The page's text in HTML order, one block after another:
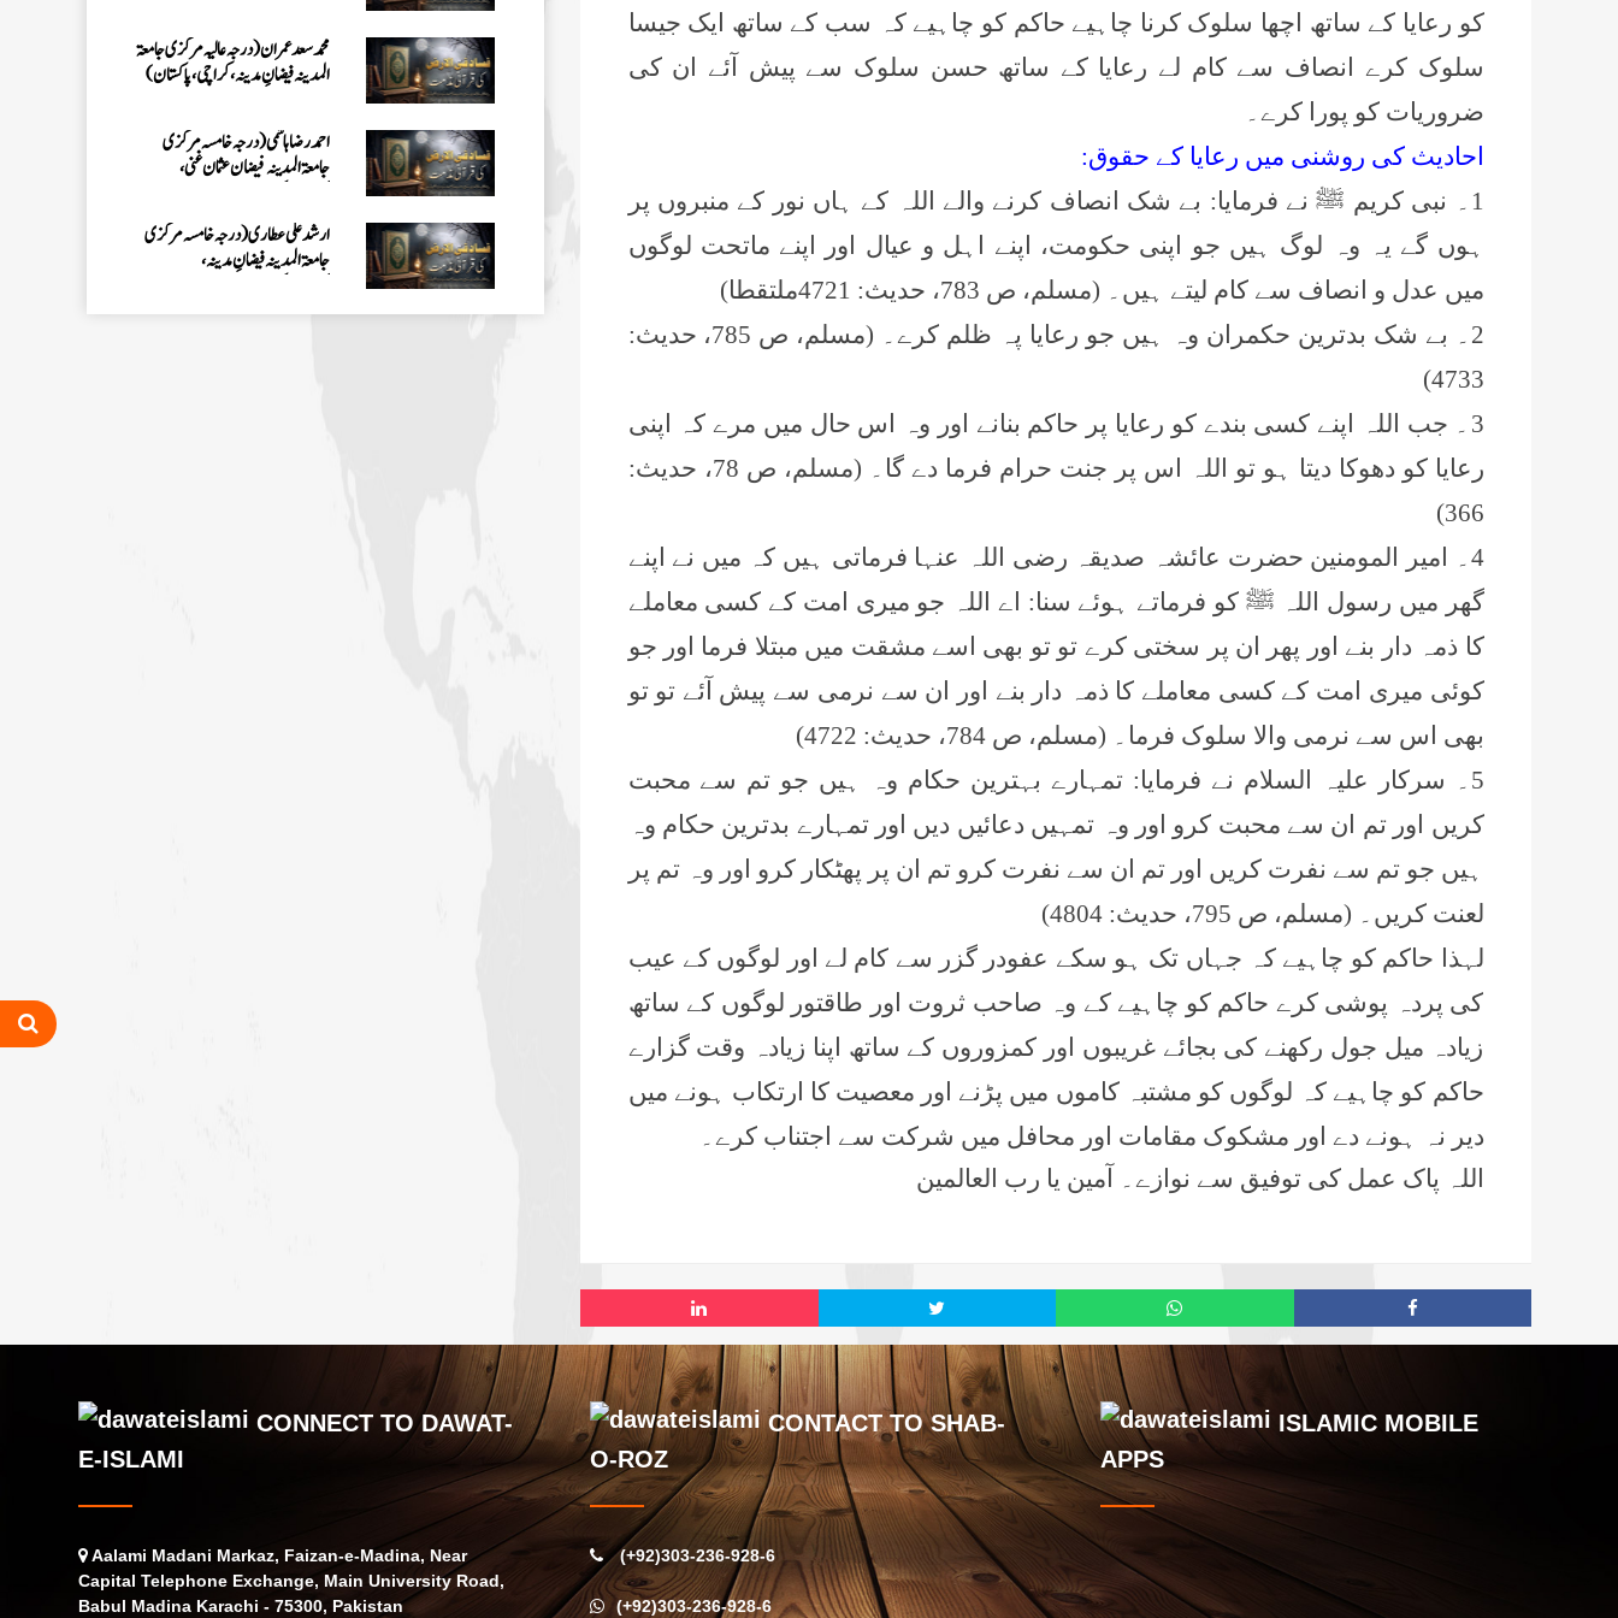
کو رعایا کے ساتھ اچھا سلوک کرنا چاہیے حاکم کو چاہیے کہ سب کے ساتھ ایک جیسا
سلوک کرے انصاف سے کام لے رعایا کے ساتھ حسن سلوک سے پیش آئے ان کی
ضروریات کو پورا کرے۔
احادیث کی روشنی میں رعایا کے حقوق:
1۔ نبی کریم ﷺ نے فرمایا: بے شک انصاف کرنے والے اللہ کے ہاں نور کے منبروں پر
ہوں گے یہ وہ لوگ ہیں جو اپنی حکومت، اپنے اہل و عیال اور اپنے ماتحت لوگوں
میں عدل و انصاف سے کام لیتے ہیں۔ (مسلم، ص 783، حدیث: 4721ملتقطا)
2۔ بے شک بدترین حکمران وہ ہیں جو رعایا پہ ظلم کرے۔ (مسلم، ص 785، حدیث:
4733)
3۔ جب اللہ اپنے کسی بندے کو رعایا پر حاکم بنانے اور وہ اس حال میں مرے کہ اپنی
رعایا کو دھوکا دیتا ہو تو اللہ اس پر جنت حرام فرما دے گا۔ (مسلم، ص 78، حدیث:
366)
4۔ امیر المومنین حضرت عائشہ صدیقہ رضی اللہ عنہا فرماتی ہیں کہ میں نے اپنے
گھر میں رسول اللہ ﷺ کو فرماتے ہوئے سنا: اے اللہ جو میری امت کے کسی معاملے
کا ذمہ دار بنے اور پھر ان پر سختی کرے تو تو بھی اسے مشقت میں مبتلا فرما اور جو
کوئی میری امت کے کسی معاملے کا ذمہ دار بنے اور ان سے نرمی سے پیش آئے تو تو
بھی اس سے نرمی والا سلوک فرما۔ (مسلم، ص 784، حدیث: 4722)
5۔ سرکار علیہ السلام نے فرمایا: تمہارے بہترین حکام وہ ہیں جو تم سے محبت
کریں اور تم ان سے محبت کرو اور وہ تمہیں دعائیں دیں اور تمہارے بدترین حکام وہ
ہیں جو تم سے نفرت کریں اور تم ان سے نفرت کرو تم ان پر پھٹکار کرو اور وہ تم پر
لعنت کریں۔ (مسلم، ص 795، حدیث: 4804)
لہذا حاکم کو چاہیے کہ جہاں تک ہو سکے عفودر گزر سے کام لے اور لوگوں کے عیب
کی پردہ پوشی کرے حاکم کو چاہیے کے وہ صاحب ثروت اور طاقتور لوگوں کے ساتھ
زیادہ میل جول رکھنے کی بجائے غریبوں اور کمزوروں کے ساتھ اپنا زیادہ وقت گزارے
حاکم کو چاہیے کہ لوگوں کو مشتبہ کاموں میں پڑنے اور معصیت کا ارتکاب ہونے میں
دیر نہ ہونے دے اور مشکوک مقامات اور محافل میں شرکت سے اجتناب کرے۔
اللہ پاک عمل کی توفیق سے نوازے۔ آمین یا رب العالمین
محمد سعد عمران (درجہ عالیہ مرکزی جامعۃ
المدینہ فیضانِ مدینہ ،کراچی ،پاکستان)
احمد رضا ہاشمی (درجہ خامسہ مرکزی
جامعۃ المدينہ فيضان عثمان غنى،
ارشد علی عطاری (درجہ خامسہ مرکزی
جامعۃ المدینہ فیضانِ مدینہ،
CONNECT TO DAWAT-
E-ISLAMI
Aalami Madani Markaz, Faizan-e-Madina, Near
Capital Telephone Exchange, Main University Road,
Babul Madina Karachi - 75300, Pakistan
CONTACT TO SHAB-
O-ROZ
(+92)303-236-928-6
(+92)303-236-928-6
ISLAMIC MOBILE
APPS